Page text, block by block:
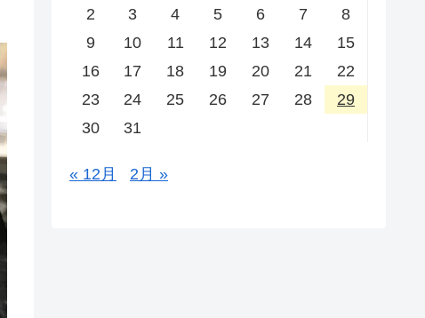
2
3 4 5 6 7
8
9
10 11 12 13 14
15
16
17 18 19 20 21
22
23
24 25 26 27 28
29
30
31
« 12月 2月 »